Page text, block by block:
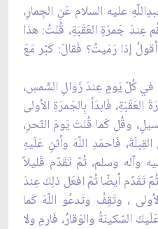
عليه السلام عَنِ الجِمارِ،
عِندَ جَمرَةِ العَقَبَةِ، قُلتُ: هذا
إذا رَمَيتُ؟ فَقالَ: كَبّر مَعَ
في كُلّ يَومٍ عِندَ زَوالِ الشّمسِ،
فَابدَأ بِالجَمرَةِ الاُولى
وقُل كَما قُلتَ يَومَ النّحرِ،
فَاحمَدِ اللّهَ وأثنِ عَلَيهِ
وآله وسلم، ثُمّ تَقَدّم قَليلاً
تَقَدّم أيضًا ثُمّ افعَل ذلِكَ عِندَ
، وتَقِفُ وتَدعُو اللّهَ كَما
السّكينَةُ والوَقارُ، فَارمِ ولا